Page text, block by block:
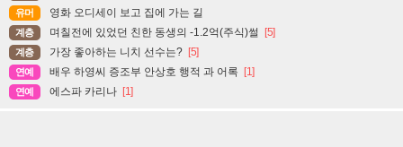
유머 영화 오디세이 보고 집에 가는 길
계층 며칠전에 있었던 친한 동생의 -1.2억(주식)썰 [5]
계층 가장 좋아하는 니치 선수는? [5]
연예 배우 하영씨 증조부 안상호 행적 과 어록 [1]
연예 에스파 카리나 [1]